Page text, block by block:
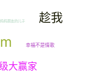
妈妈朋友的儿子 趁我
幸福不是情歌
大赢家